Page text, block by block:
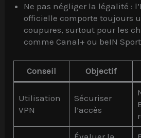
Ne pas négliger la légalité :
officielle comporte toujours
coupures, surtout pour les
comme Canal+ ou beIN
Conseil Objectif
Utilisation
VPN
Sécuriser
l’accès